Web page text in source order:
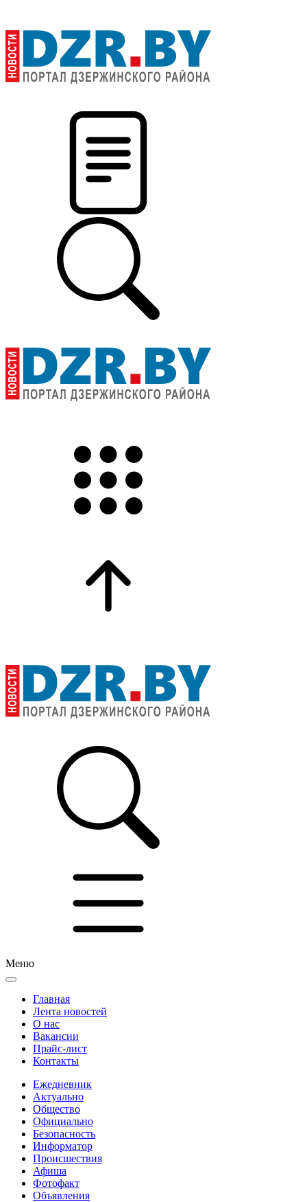
Меню
Главная
Лента новостей
О нас
Вакансии
Прайс-лист
Контакты
Ежедневник
Актуально
Общество
Официально
Безопасность
Информатор
Происшествия
Афиша
Фотофакт
Объявления